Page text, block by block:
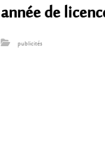
année de
publicités